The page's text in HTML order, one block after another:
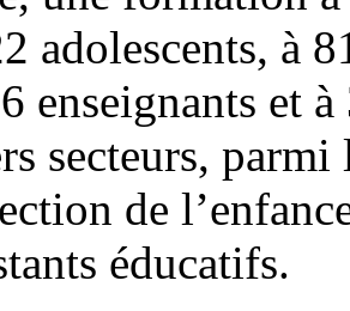
adolescents, à
enseignants et
secteurs, parmi
de
éducatifs.